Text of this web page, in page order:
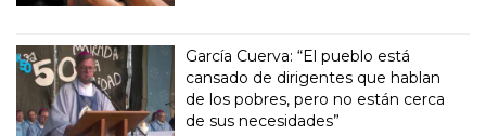
García Cuerva: “El pueblo está
cansado de dirigentes que hablan
de los pobres, pero no están cerca
de sus necesidades”